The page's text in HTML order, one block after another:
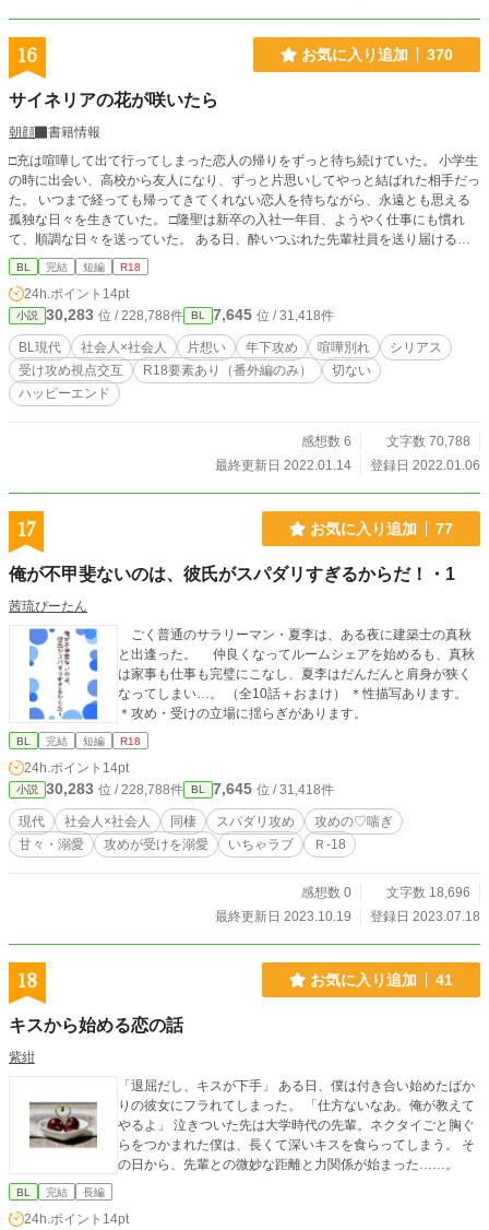
16 お気に入り追加 370
サイネリアの花が咲いたら
朝顔
書籍情報
□充は喧嘩して出て行ってしまった恋人の帰りをずっと待ち続けていた。 小学生
の時に出会い、高校から友人になり、ずっと片思いしてやっと結ばれた相手だっ
た。 いつまで経っても帰ってきてくれない恋人を待ちながら、永遠とも思える
孤独な日々を生きていた。 □隆聖は新卒の入社一年目、ようやく仕事にも慣れ
て、順調な日々を送っていた。 ある日、酔いつぶれた先輩社員を送り届けるこ
とに。 周囲から悪口を言われて浮いていたその人には恩があった。 せめてお礼
を言いたいと近づくことになったが、儚げで繊細な美しい人だと気がついてから
は、どんどん惹かれてしまうのを抑えられなくなり……。 全十三話＋番外編二
話 一話ごとに、受け攻め交互の一人称視点で進むお話です。 ※本編にR18シー
ンはありません。 ※番外編のみR18シーンが入ります。
BL 完結 短編 R18
24h.ポイント 14pt
小説 30,283 位 / 228,788件 BL 7,645 位 / 31,418件
BL現代 社会人×社会人 片想い 年下攻め 喧嘩別れ
シリアス
受け攻め視点交互
R18要素あり（番外編のみ）
切ない
ハッピーエンド
感想数 6
文字数 70,788
最終更新日 2022.01.14
登録日 2022.01.06
17 お気に入り追加 77
俺が不甲斐ないのは、彼氏がスパダリすぎるからだ！・1
茜琉ぴーたん
ごく普通のサラリーマン・夏李は、ある夜に建築士の真秋
と出逢った。 仲良くなってルームシェアを始めるも、真秋
は家事も仕事も完璧にこなし、夏李はだんだんと肩身が狭く
なってしまい…。 （全10話＋おまけ） ＊性描写あります。
＊攻め・受けの立場に揺らぎがあります。
BL 完結 短編 R18
24h.ポイント 14pt
小説 30,283 位 / 228,788件 BL 7,645 位 / 31,418件
現代 社会人×社会人 同棲 スパダリ攻め
攻めの♡喘ぎ
甘々・溺愛
攻めが受けを溺愛 いちゃラブ Ｒ-18
感想数 0
文字数 18,696
最終更新日 2023.10.19
登録日 2023.07.18
18 お気に入り追加 41
キスから始める恋の話
紫紺
「退屈だし、キスが下手」 ある日、僕は付き合い始めたばか
りの彼女にフラれてしまった。 「仕方ないなあ。俺が教えて
やるよ」 泣きついた先は大学時代の先輩。ネクタイごと胸ぐ
らをつかまれた僕は、長くて深いキスを食らってしまう。 そ
の日から、先輩との微妙な距離と力関係が始まった……。
BL 完結 長編
24h.ポイント 14pt